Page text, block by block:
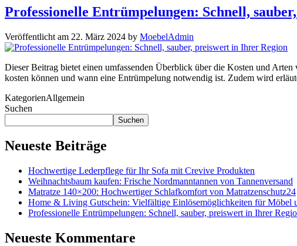
Professionelle Entrümpelungen: Schnell,
Veröffentlicht am 22. März 2024 by MoebelAdmin
Dieser Beitrag bietet einen umfassenden Überblick über die Kosten und
kosten können und wann eine Entrümpelung notwendig ist. Zudem wird
KategorienAllgemein
Suchen
Suchen
Neueste Beiträge
Hochwertige Lederpflege für Ihr Sofa mit Crevive Produkten
Weihnachtsbaum kaufen: Frische Nordmanntannen von Tannenversand
Matratze 140×200: Hochwertiger Schlafkomfort von Matratzenschutz24
Home & Living Gutschein: Vielfältige Einlösemöglichkeiten für Möbel
Professionelle Entrümpelungen: Schnell, sauber, preiswert in Ihrer
Neueste Kommentare